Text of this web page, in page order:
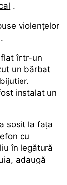
.
violențelor
într-un
un bărbat
instalat un
sosit la fața
cu
în legătură
adaugă